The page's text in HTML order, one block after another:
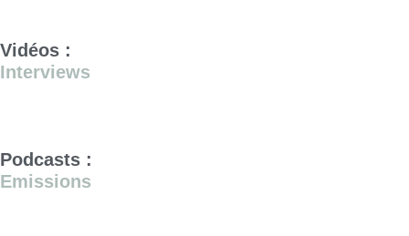
Vidéos :
Interviews
Podcasts :
Emissions